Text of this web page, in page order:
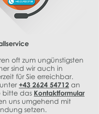
oft zum ungünstigsten
sind wir auch in
für Sie erreichbar.
+43 2624 54712 an
bitte das Kontaktformular
uns umgehend mit
setzen.